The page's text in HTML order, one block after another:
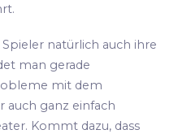
natürlich auch ihre
man gerade
mit dem
auch ganz einfach
Kommt dazu, dass